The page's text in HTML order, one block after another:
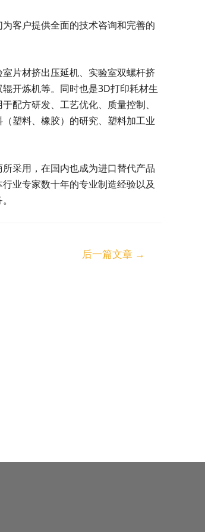
客户提供全面的技术咨询和完善的
片材挤出压延机、实验室双螺杆挤
开炼机等。同时也是3D打印耗材生
配方研发、工艺优化、质量控制、
塑料、橡胶）的研究、塑料加工业
采用，在国内也成为进口替代产品
业专家数十年的专业制造经验以及
后一篇文章 →